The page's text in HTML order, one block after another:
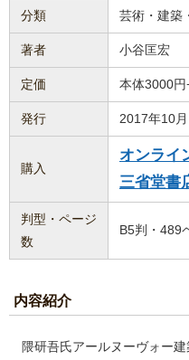
分類 芸術・建築
著者 小谷匡宏
定価 本体3000円
発行 2017年10月
購入
オンライ
三省堂書
判型・ページ
数
B5判・489
内容紹介
隈研吾氏アールヌーヴォー